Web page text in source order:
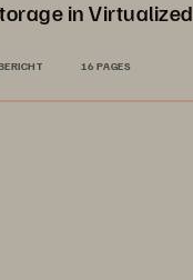
in Virtualized
16 PAGES